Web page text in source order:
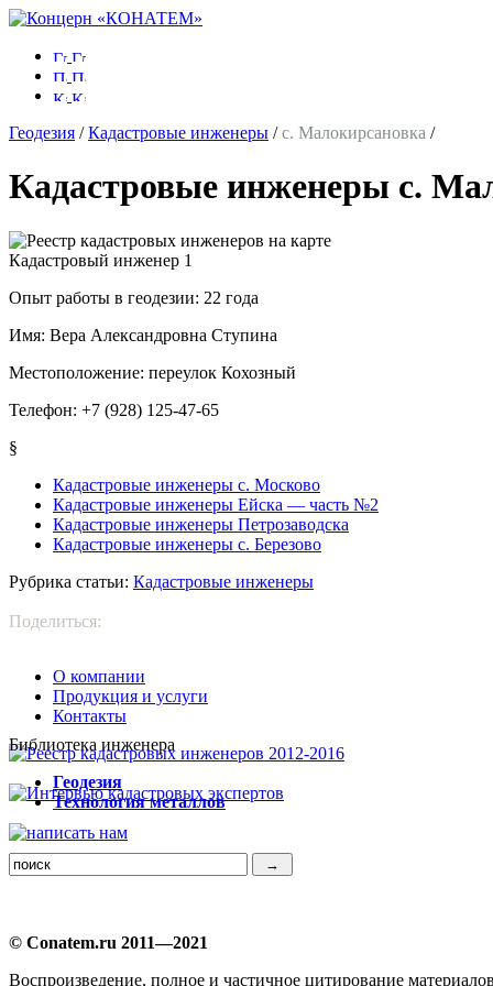
Геодезия /Кадастровые инженеры /с. Малокирсановка /
Кадастровые инженеры с.
Кадастровый инженер 1
Опыт работы в геодезии: 22 года
Имя: Вера Александровна Ступина
Местоположение: переулок Кохозный
Телефон: +7 (928) 125-47-65
§
Кадастровые инженеры с. Москово
Кадастровые инженеры Ейска — часть №2
Кадастровые инженеры Петрозаводска
Кадастровые инженеры с. Березово
Рубрика статьи: Кадастровые инженеры
Поделиться:
О компании
Продукция и услуги
Контакты
Библиотека инженера
Геодезия
Технология металлов
© Conatem.ru 2011—2021
Воспроизведение, полное и частичное цитирование